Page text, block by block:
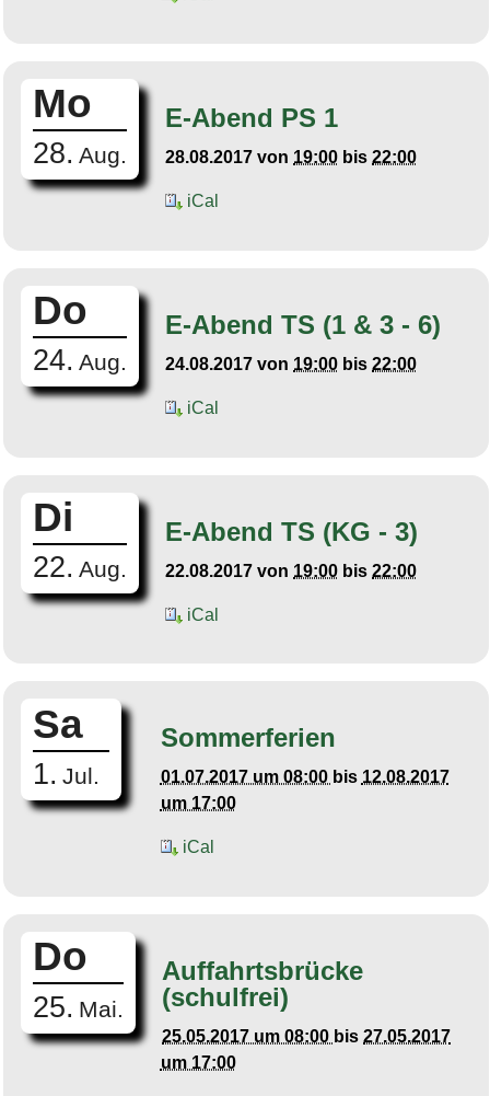
Mo
28. Aug.
E-Abend PS 1
28.08.2017 von 19:00 bis22:00
iCal
Do
24. Aug.
E-Abend TS (1 & 3 - 6)
24.08.2017 von 19:00 bis22:00
iCal
Di
22. Aug.
E-Abend TS (KG - 3)
22.08.2017 von 19:00 bis22:00
iCal
Sa
1. Jul.
Sommerferien
01.07.2017 um 08:00 bis 12.08.2017
um 17:00
iCal
Do
25. Mai.
Auffahrtsbrücke
(schulfrei)
25.05.2017 um 08:00 bis27.05.2017
um 17:00